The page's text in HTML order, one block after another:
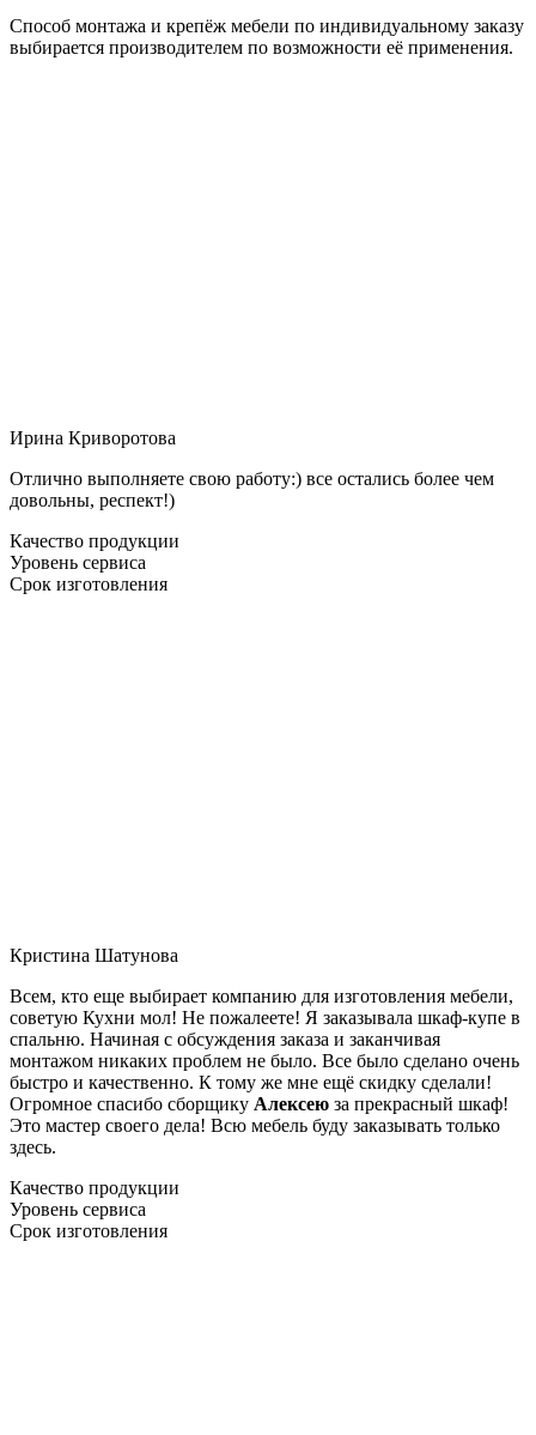
Способ монтажа и крепёж мебели по индивидуальному заказу
выбирается производителем по возможности её применения.
Ирина Криворотова
Отлично выполняете свою работу:) все остались более чем
довольны, респект!)
Качество продукции
Уровень сервиса
Срок изготовления
Кристина Шатунова
Всем, кто еще выбирает компанию для изготовления мебели,
советую Кухни мол! Не пожалеете! Я заказывала шкаф-купе в
спальню. Начиная с обсуждения заказа и заканчивая
монтажом никаких проблем не было. Все было сделано очень
быстро и качественно. К тому же мне ещё скидку сделали!
Огромное спасибо сборщику Алексею за прекрасный шкаф!
Это мастер своего дела! Всю мебель буду заказывать только
здесь.
Качество продукции
Уровень сервиса
Срок изготовления